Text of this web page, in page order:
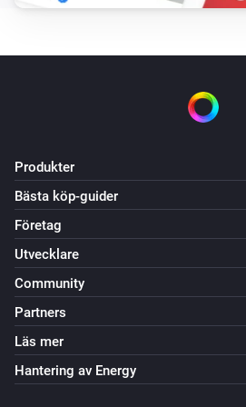
Produkter
Bästa köp-guider
Företag
Utvecklare
Community
Partners
Läs mer
Hantering av Energy